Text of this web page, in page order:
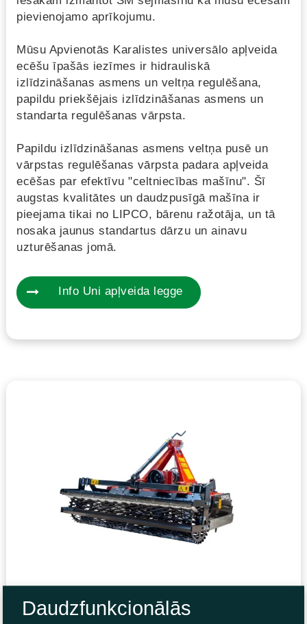
pievienojamo aprīkojumu.
Mūsu Apvienotās Karalistes universālo apļveida
ecēšu īpašās iezīmes ir hidrauliskā
izlīdzināšanas asmens un veltņa regulēšana,
papildu priekšējais izlīdzināšanas asmens un
standarta regulēšanas vārpsta.
Papildu izlīdzināšanas asmens veltņa pusē un
vārpstas regulēšanas vārpsta padara apļveida
ecēšas par efektīvu "celtniecības mašīnu". Šī
augstas kvalitātes un daudzpusīgā mašīna ir
pieejama tikai no LIPCO, bārenu ražotāja, un tā
nosaka jaunus standartus dārzu un ainavu
uzturēšanas jomā.
Info Uni apļveida legge
Daudzfunkcionālās